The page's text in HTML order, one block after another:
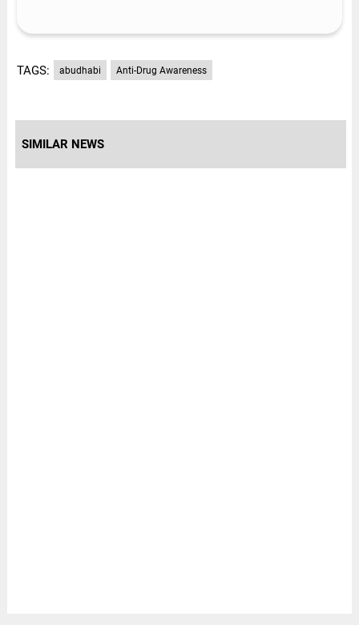
TAGS: abudhabi Anti-Drug Awareness
SIMILAR NEWS